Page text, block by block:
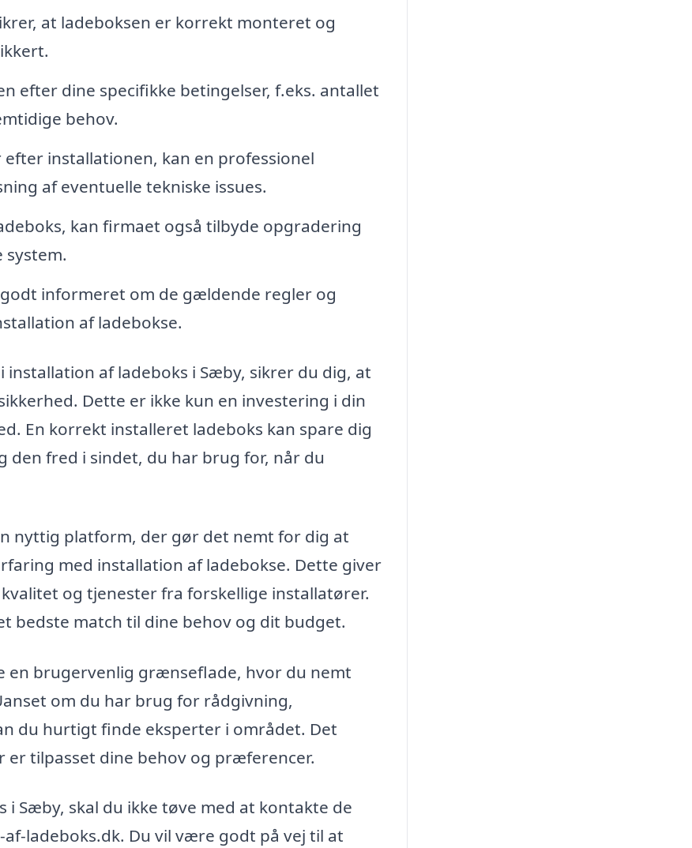
at ladeboksen er korrekt monteret og
efter dine specifikke betingelser, f.eks. antallet
behov.
installationen, kan en professionel
af eventuelle tekniske issues.
kan firmaet også tilbyde opgradering
system.
informeret om de gældende regler og
af ladebokse.
af ladeboks i Sæby, sikrer du dig, at
Dette er ikke kun en investering i din
En korrekt installeret ladeboks kan spare dig
fred i sindet, du har brug for, når du
nyttig platform, der gør det nemt for dig at
med installation af ladebokse. Dette giver
og tjenester fra forskellige installatører.
bedste match til dine behov og dit budget.
en brugervenlig grænseflade, hvor du nemt
om du har brug for rådgivning,
du hurtigt finde eksperter i området. Det
er tilpasset dine behov og præferencer.
i Sæby, skal du ikke tøve med at kontakte de
ladeboks.dk. Du vil være godt på vej til at